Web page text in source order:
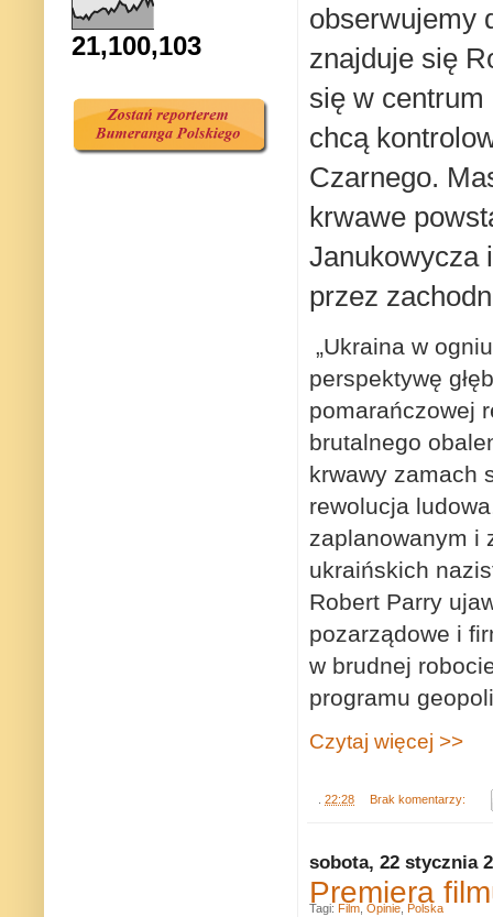
obserwujemy
znajduje się
się w
chcą
Czarnego.
krwawe
Janukowycza
przez
„Ukraina w
perspektywę
pomarańczowej
brutalnego
krwawy zamach
rewolucja
zaplanowanym i
ukraińskich
Robert Parry
pozarządowe i
w brudnej
programu
Czytaj więcej >>
22:28 Brak komentarzy:
sobota, 22 stycznia
Premiera
Tagi: Film, Opinie, Polska
21,100,103